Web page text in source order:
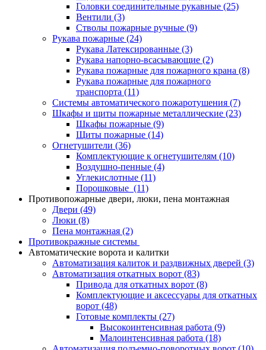
Головки соединительные рукавные (25)
Вентили (3)
Стволы пожарные ручные (9)
Рукава пожарные (24)
Рукава Латексированные (3)
Рукава напорно-всасывающие (2)
Рукава пожарные для пожарного крана (8)
Рукава пожарные для пожарного
транспорта (11)
Системы автоматического пожаротушения (7)
Шкафы и щиты пожарные металлические (23)
Шкафы пожарные (9)
Щиты пожарные (14)
Огнетушители (36)
Комплектующие к огнетушителям (10)
Воздушно-пенные (4)
Углекислотные (11)
Порошковые (11)
Противопожарные двери, люки, пена монтажная
Двери (49)
Люки (8)
Пена монтажная (2)
Противокражные системы
Автоматические ворота и калитки
Автоматизация калиток и раздвижных дверей (3)
Автоматизация откатных ворот (83)
Привода для откатных ворот (8)
Комплектующие и аксессуары для откатных
ворот (48)
Готовые комплекты (27)
Высокоинтенсивная работа (9)
Малоинтенсивная работа (18)